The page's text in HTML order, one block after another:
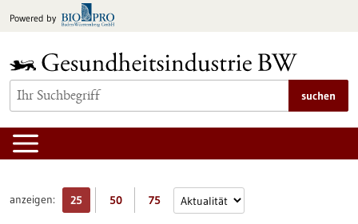
Inhalt
Powered by
suchen
anzeigen: 25 50 75